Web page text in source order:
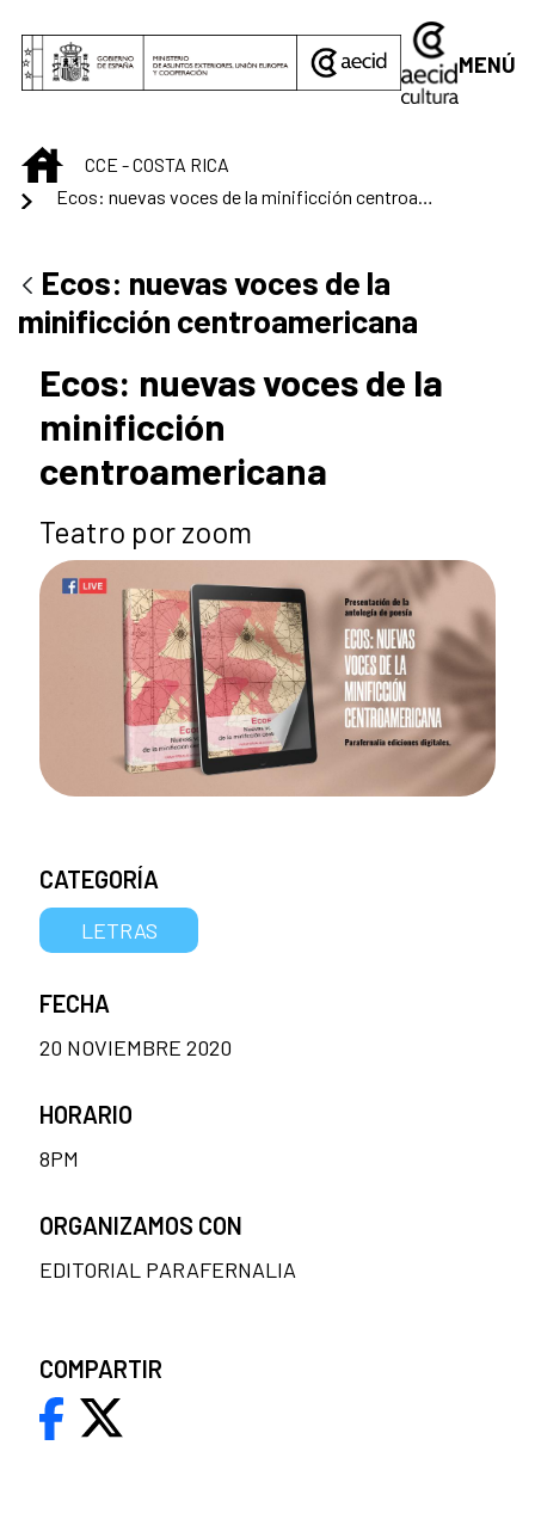
MENÚ
INICIO
CCE - COSTA RICA
Ecos: nuevas voces de la
minificción centroamericana
Ecos: nuevas voces de la
minificción
centroamericana
Teatro por zoom
CATEGORÍA
LETRAS
FECHA
20 NOVIEMBRE 2020
HORARIO
8PM
ORGANIZAMOS CON
EDITORIAL PARAFERNALIA
COMPARTIR